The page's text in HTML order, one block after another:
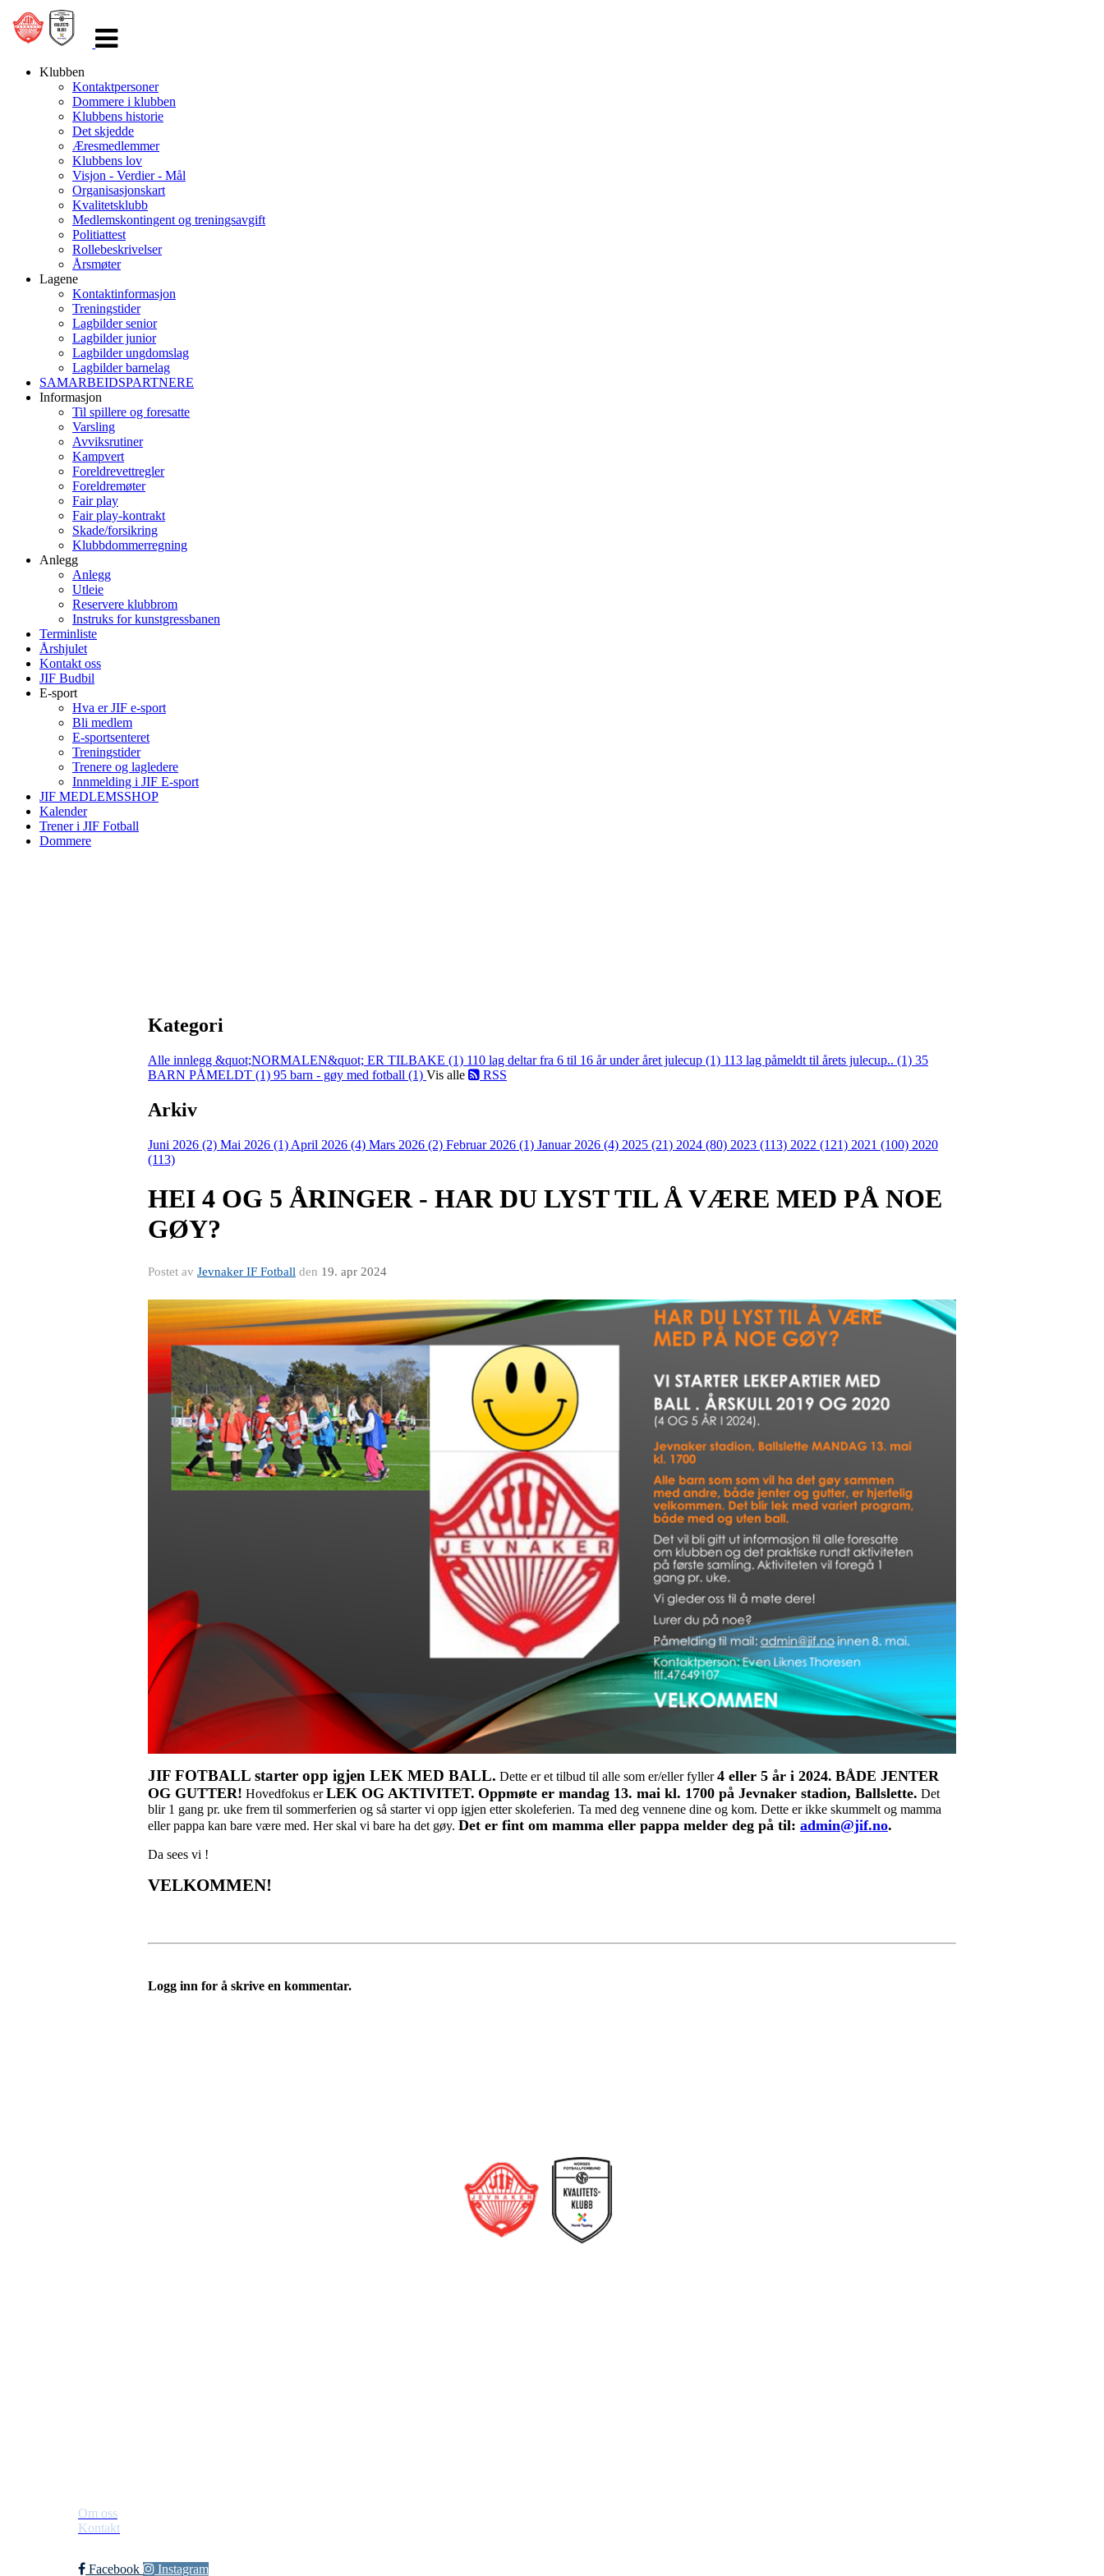
navigasjon
Klubben
Kontaktpersoner
Dommere i klubben
Klubbens historie
Det skjedde
Æresmedlemmer
Klubbens lov
Visjon - Verdier - Mål
Organisasjonskart
Kvalitetsklubb
Medlemskontingent og treningsavgift
Politiattest
Rollebeskrivelser
Årsmøter
Lagene
Kontaktinformasjon
Treningstider
Lagbilder senior
Lagbilder junior
Lagbilder ungdomslag
Lagbilder barnelag
SAMARBEIDSPARTNERE
Informasjon
Til spillere og foresatte
Varsling
Avviksrutiner
Kampvert
Foreldrevettregler
Foreldremøter
Fair play
Fair play-kontrakt
Skade/forsikring
Klubbdommerregning
Anlegg
Anlegg
Utleie
Reservere klubbrom
Instruks for kunstgressbanen
Terminliste
Årshjulet
Kontakt oss
JIF Budbil
E-sport
Hva er JIF e-sport
Bli medlem
E-sportsenteret
Treningstider
Trenere og lagledere
Innmelding i JIF E-sport
JIF MEDLEMSSHOP
Kalender
Trener i JIF Fotball
Dommere
Kategori
Alle innlegg &quot;NORMALEN&quot; ER TILBAKE (1) 110 lag deltar fra 6 til 16 år under året julecup (1) 113 lag påmeldt til årets julecup.. (1) 35
BARN PÅMELDT (1) 95 barn - gøy med fotball (1) Vis alle RSS
Arkiv
Juni 2026 (2) Mai 2026 (1) April 2026 (4) Mars 2026 (2) Februar 2026 (1) Januar 2026 (4) 2025 (21) 2024 (80) 2023 (113) 2022 (121) 2021 (100) 2020
(113)
HEI 4 OG 5 ÅRINGER - HAR DU LYST TIL Å VÆRE MED PÅ NOE
GØY?
Postet av Jevnaker IF Fotball den 19. apr 2024
JIF FOTBALL starter opp igjen LEK MED BALL. Dette er et tilbud til alle som er/eller fyller4 eller 5 år i 2024. BÅDE JENTER
OG GUTTER! Hovedfokus erLEK OG AKTIVITET. Oppmøte er mandag 13. mai kl. 1700 på Jevnaker stadion, Ballslette. Det
blir 1 gang pr. uke frem til sommerferien og så starter vi opp igjen etter skoleferien. Ta med deg vennene dine og kom. Dette er ikke skummelt og mamma
eller pappa kan bare være med. Her skal vi bare ha det gøy. Det er fint om mamma eller pappa melder deg på til: admin@jif.no.
Da sees vi !
VELKOMMEN!
Logg inn for å skrive en kommentar.
Om oss
Kontakt
Facebook Instagram